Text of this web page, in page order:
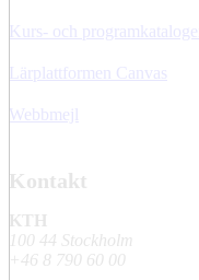
Kurs- och programkatalogen
Lärplattformen Canvas
Webbmejl
Kontakt
KTH
100 44 Stockholm
+46 8 790 60 00